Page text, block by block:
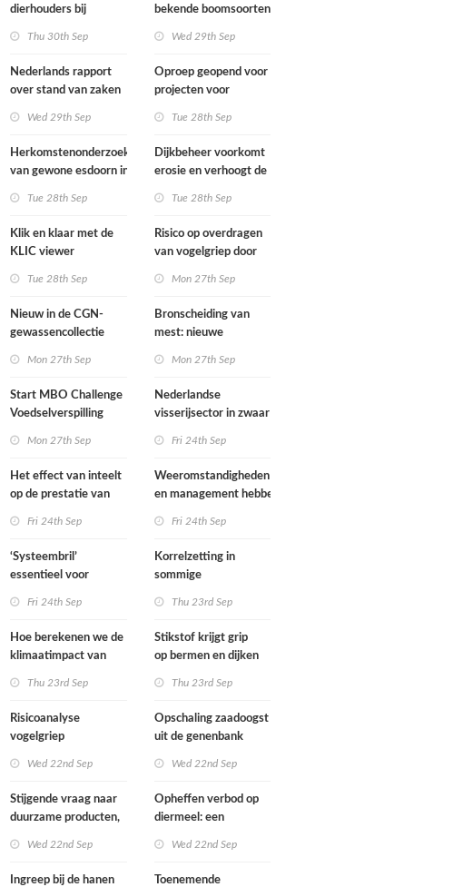
dierhouders bij
Thu 30th Sep
Nederlands rapport
over stand van zaken
Wed 29th Sep
Herkomstenonderzoek
van gewone esdoorn in
Tue 28th Sep
Klik en klaar met de
KLIC viewer
Tue 28th Sep
Nieuw in de CGN-
gewassencollectie
Mon 27th Sep
Start MBO Challenge
Voedselverspilling
Mon 27th Sep
Het effect van inteelt
op de prestatie van
een meta-analyse van
30 jaar onderzoek
Fri 24th Sep
‘Systeembril’
essentieel voor
duurzame veehouderij
Fri 24th Sep
Hoe berekenen we de
klimaatimpact van
landgebruiksverandering
en bosbouw?
Thu 23rd Sep
Risicoanalyse
vogelgriep
Wed 22nd Sep
Stijgende vraag naar
duurzame producten,
Wed 22nd Sep
Ingreep bij de hanen
bekende boomsoorten
Wed 29th Sep
Oproep geopend voor
projecten voor
Tue 28th Sep
Dijkbeheer voorkomt
erosie en verhoogt de
Tue 28th Sep
Risico op overdragen
van vogelgriep door
watervogels naar
pluimvee
verwaarloosbaar klein
Mon 27th Sep
Bronscheiding van
mest: nieuwe
Mon 27th Sep
Nederlandse
visserijsector in zwaar
Fri 24th Sep
Weeromstandigheden
en management hebben
stikstofbodemoverschot
Fri 24th Sep
Korrelzetting in
sommige
jaar minder door lage
temperaturen
Thu 23rd Sep
Stikstof krijgt grip
op bermen en dijken
Thu 23rd Sep
Opschaling zaadoogst
uit de genenbank
Wed 22nd Sep
Opheffen verbod op
diermeel: een
Wed 22nd Sep
Toenemende